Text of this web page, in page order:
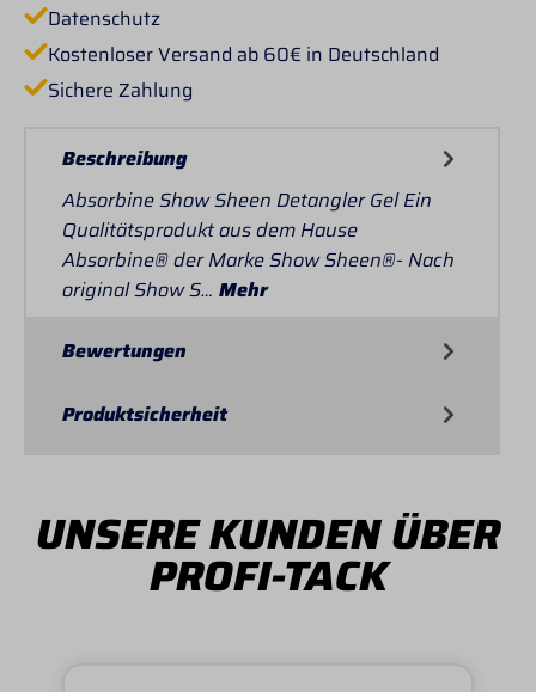
Datenschutz
Kostenloser Versand ab 60€ in Deutschland
Sichere Zahlung
Beschreibung
Absorbine Show Sheen Detangler Gel Ein
Qualitätsprodukt aus dem Hause
Absorbine® der Marke Show Sheen®- Nach
original Show S… Mehr
Bewertungen
Produktsicherheit
UNSERE KUNDEN ÜBER
PROFI-TACK